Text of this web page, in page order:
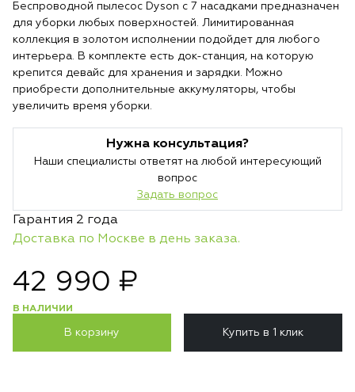
Беспроводной пылесос Dyson с 7 насадками предназначен
для уборки любых поверхностей. Лимитированная
коллекция в золотом исполнении подойдет для любого
интерьера. В комплекте есть док-станция, на которую
крепится девайс для хранения и зарядки. Можно
приобрести дополнительные аккумуляторы, чтобы
увеличить время уборки.
Нужна консультация?
Наши специалисты ответят на любой интересующий
вопрос
Задать вопрос
Гарантия 2 года
Доставка по Москве в день заказа.
42 990 ₽
В НАЛИЧИИ
В корзину Купить в 1 клик